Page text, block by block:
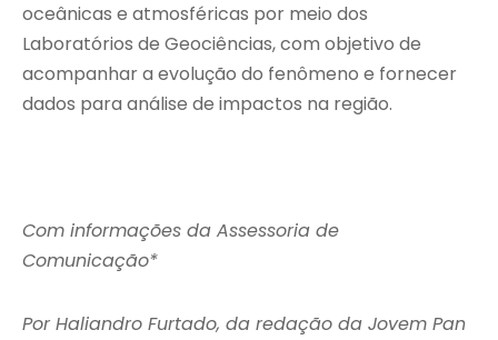
oceânicas e atmosféricas por meio dos
Laboratórios de Geociências, com objetivo de
acompanhar a evolução do fenômeno e fornecer
dados para análise de impactos na região.
Com informações da Assessoria de
Comunicação*
Por Haliandro Furtado, da redação da Jovem Pan